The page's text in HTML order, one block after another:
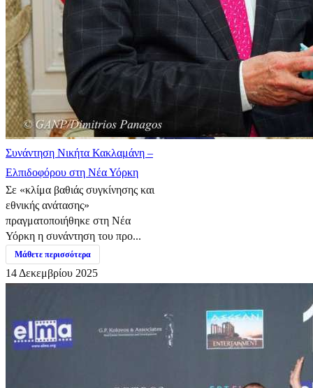
Συνάντηση Νικήτα Κακλαμάνη –
Ελπιδοφόρου στη Νέα Υόρκη
Σε «κλίμα βαθιάς συγκίνησης και
εθνικής ανάτασης»
πραγματοποιήθηκε στη Νέα
Υόρκη η συνάντηση του προ...
Μάθετε περισσότερα
14 Δεκεμβρίου 2025